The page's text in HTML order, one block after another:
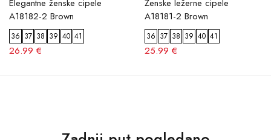
Elegantne ženske cipele
A18182-2 Brown
36 37 38 39 40 41
26.99 €
Ženske ležerne cipele
A18181-2 Brown
36 37 38 39 40 41
25.99 €